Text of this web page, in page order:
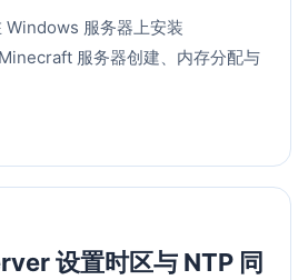
Windows 服务器上安装
服务器创建、内存分配与
设置时区与 NTP 同